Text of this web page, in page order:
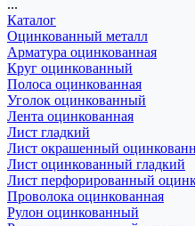
...
Каталог
Оцинкованный металл
Арматура оцинкованная
Круг оцинкованный
Полоса оцинкованная
Уголок оцинкованный
Лента оцинкованная
Лист гладкий
Лист окрашенный
Лист оцинкованный гладкий
Лист перфорированный
Проволока оцинкованная
Рулон оцинкованный